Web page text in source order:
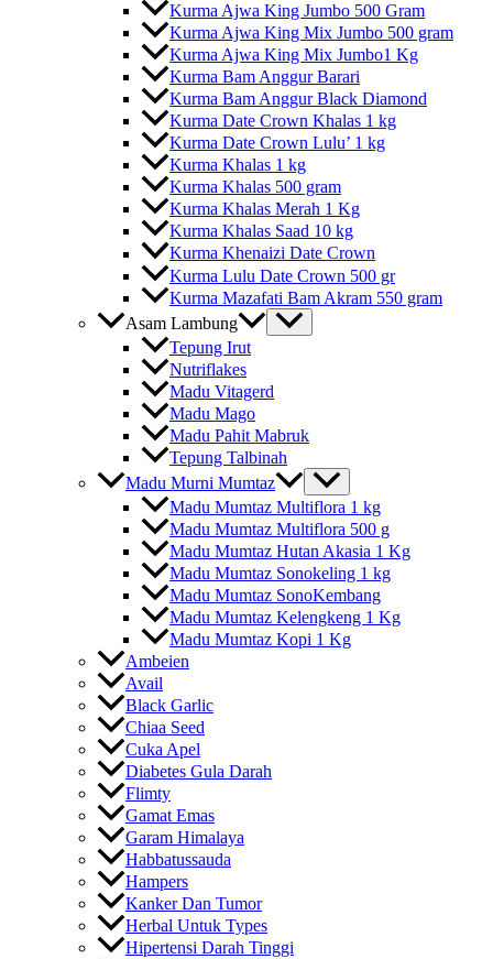
Kurma Ajwa King Jumbo 500 Gram
Kurma Ajwa King Mix Jumbo 500 gram
Kurma Ajwa King Mix Jumbo1 Kg
Kurma Bam Anggur Barari
Kurma Bam Anggur Black Diamond
Kurma Date Crown Khalas 1 kg
Kurma Date Crown Lulu’ 1 kg
Kurma Khalas 1 kg
Kurma Khalas 500 gram
Kurma Khalas Merah 1 Kg
Kurma Khalas Saad 10 kg
Kurma Khenaizi Date Crown
Kurma Lulu Date Crown 500 gr
Kurma Mazafati Bam Akram 550 gram
Asam Lambung
Tepung Irut
Nutriflakes
Madu Vitagerd
Madu Mago
Madu Pahit Mabruk
Tepung Talbinah
Madu Murni Mumtaz
Madu Mumtaz Multiflora 1 kg
Madu Mumtaz Multiflora 500 g
Madu Mumtaz Hutan Akasia 1 Kg
Madu Mumtaz Sonokeling 1 kg
Madu Mumtaz SonoKembang
Madu Mumtaz Kelengkeng 1 Kg
Madu Mumtaz Kopi 1 Kg
Ambeien
Avail
Black Garlic
Chiaa Seed
Cuka Apel
Diabetes Gula Darah
Flimty
Gamat Emas
Garam Himalaya
Habbatussauda
Hampers
Kanker Dan Tumor
Herbal Untuk Types
Hipertensi Darah Tinggi